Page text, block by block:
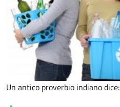
Un antico proverbio indiano dice: